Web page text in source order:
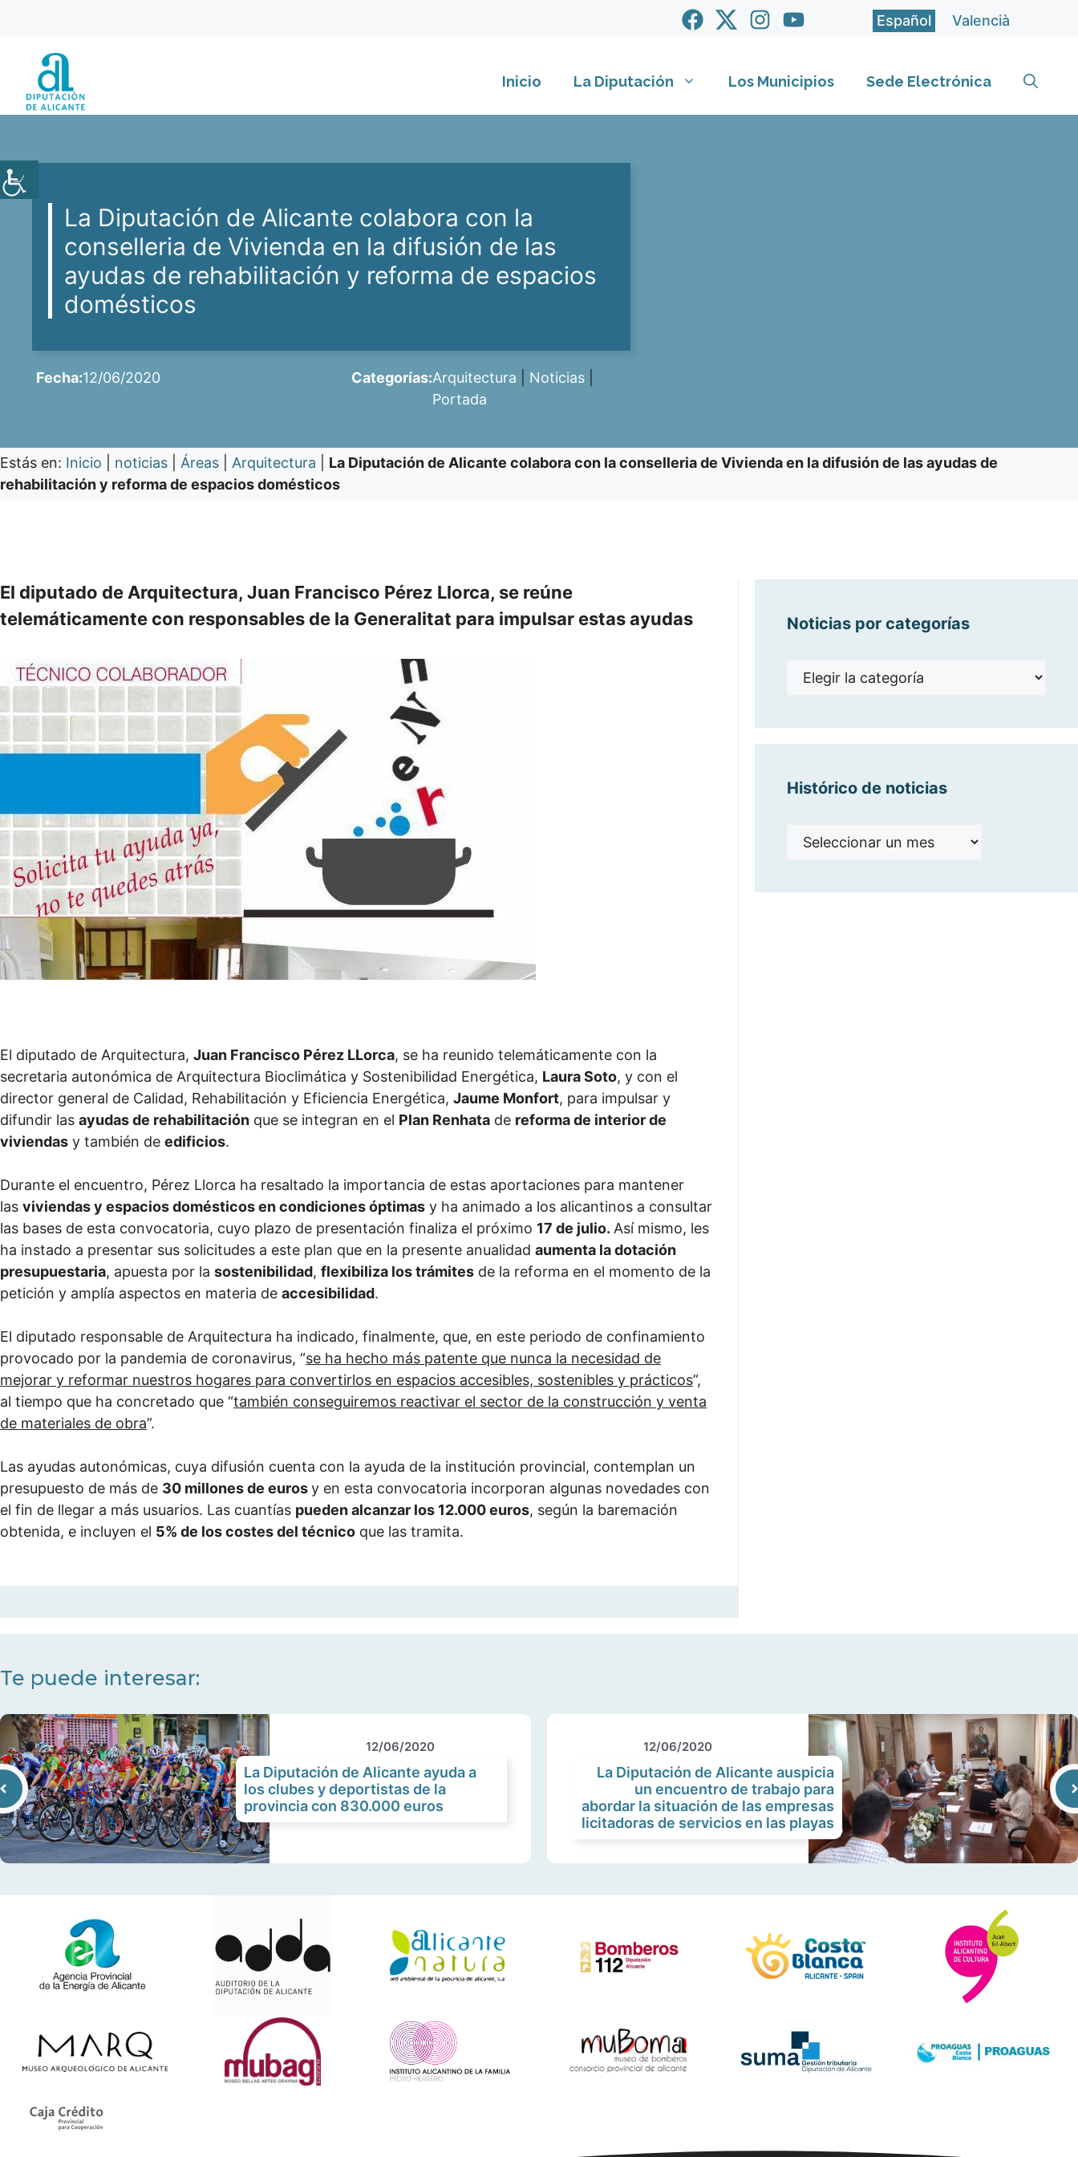
contenido
Español Valencià
Inicio La Diputación Los Municipios Sede Electrónica
La Diputación de Alicante colabora con la
conselleria de Vivienda en la difusión de las
ayudas de rehabilitación y reforma de espacios
domésticos
Fecha:12/06/2020 Categorías:Arquitectura Noticias
Portada
Estás en: Inicio noticias Áreas Arquitectura
La Diputación de Alicante colabora con la conselleria de Vivienda en la difusión de las ayudas de
rehabilitación y reforma de espacios domésticos
El diputado de Arquitectura, Juan Francisco Pérez Llorca, se reúne
telemáticamente con responsables de la Generalitat para impulsar estas ayudas
El diputado de Arquitectura, Juan Francisco Pérez LLorca, se ha reunido telemáticamente con la
secretaria autonómica de Arquitectura Bioclimática y Sostenibilidad Energética, Laura Soto, y con el
director general de Calidad, Rehabilitación y Eficiencia Energética, Jaume Monfort, para impulsar y
difundir las ayudas de rehabilitación que se integran en el Plan Renhata de reforma de interior de
viviendas y también de edificios.
Durante el encuentro, Pérez Llorca ha resaltado la importancia de estas aportaciones para mantener
las viviendas y espacios domésticos en condiciones óptimas y ha animado a los alicantinos a consultar
las bases de esta convocatoria, cuyo plazo de presentación finaliza el próximo 17 de julio. Así mismo, les
ha instado a presentar sus solicitudes a este plan que en la presente anualidad aumenta la dotación
presupuestaria, apuesta por la sostenibilidad, flexibiliza los trámites de la reforma en el momento de la
petición y amplía aspectos en materia de accesibilidad.
El diputado responsable de Arquitectura ha indicado, finalmente, que, en este periodo de confinamiento
provocado por la pandemia de coronavirus, “se ha hecho más patente que nunca la necesidad de
mejorar y reformar nuestros hogares para convertirlos en espacios accesibles, sostenibles y prácticos”,
al tiempo que ha concretado que “también conseguiremos reactivar el sector de la construcción y venta
de materiales de obra”.
Las ayudas autonómicas, cuya difusión cuenta con la ayuda de la institución provincial, contemplan un
presupuesto de más de 30 millones de eurosy en esta convocatoria incorporan algunas novedades con
el fin de llegar a más usuarios. Las cuantías pueden alcanzar los 12.000 euros, según la baremación
obtenida, e incluyen el 5% de los costes del técnico que las tramita.
Noticias por categorías
Noticias
Histórico de noticias
Histórico
Te puede interesar:
12/06/2020
La Diputación de Alicante ayuda a
los clubes y deportistas de la
provincia con 830.000 euros
12/06/2020
La Diputación de Alicante auspicia
un encuentro de trabajo para
abordar la situación de las empresas
licitadoras de servicios en las playas